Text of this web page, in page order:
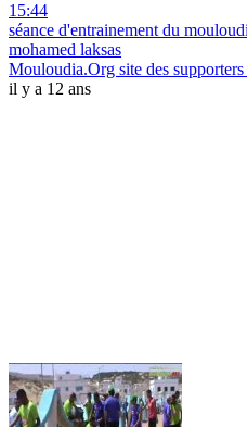
15:44
séance d'entrainement du
mohamed laksas
Mouloudia.Org site des
il y a 12 ans